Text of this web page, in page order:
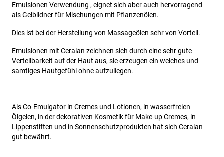
Emulsionen Verwendung , eignet sich aber auch hervorragend
als Gelbildner für Mischungen mit Pflanzenölen.
Dies ist bei der Herstellung von Massageölen sehr von Vorteil.
Emulsionen mit Ceralan zeichnen sich durch eine sehr gute
Verteilbarkeit auf der Haut aus, sie erzeugen ein weiches und
samtiges Hautgefühl ohne aufzuliegen.
Als Co-Emulgator in Cremes und Lotionen, in wasserfreien
Ölgelen, in der dekorativen Kosmetik für Make-up Cremes, in
Lippenstiften und in Sonnenschutzprodukten hat sich Ceralan
gut bewährt.